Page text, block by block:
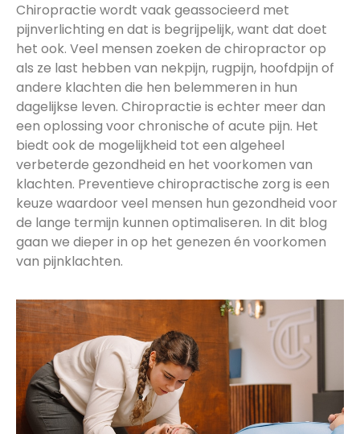
Chiropractie wordt vaak geassocieerd met
pijnverlichting en dat is begrijpelijk, want dat doet
het ook. Veel mensen zoeken de chiropractor op
als ze last hebben van nekpijn, rugpijn, hoofdpijn of
andere klachten die hen belemmeren in hun
dagelijkse leven. Chiropractie is echter meer dan
een oplossing voor chronische of acute pijn. Het
biedt ook de mogelijkheid tot een algeheel
verbeterde gezondheid en het voorkomen van
klachten. Preventieve chiropractische zorg is een
keuze waardoor veel mensen hun gezondheid voor
de lange termijn kunnen optimaliseren. In dit blog
gaan we dieper in op het genezen én voorkomen
van pijnklachten.